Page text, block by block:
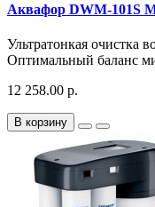
Аквафор DWM-101S
Ультратонкая очистка
Оптимальный баланс
12 258.00 р.
В корзину